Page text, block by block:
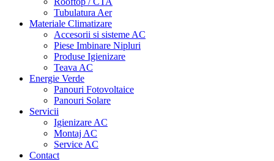
Tubulatura Aer
Materiale Climatizare
Accesorii si sisteme AC
Piese Imbinare Nipluri
Produse Igienizare
Teava AC
Energie Verde
Panouri Fotovoltaice
Panouri Solare
Servicii
Igienizare AC
Montaj AC
Service AC
Contact